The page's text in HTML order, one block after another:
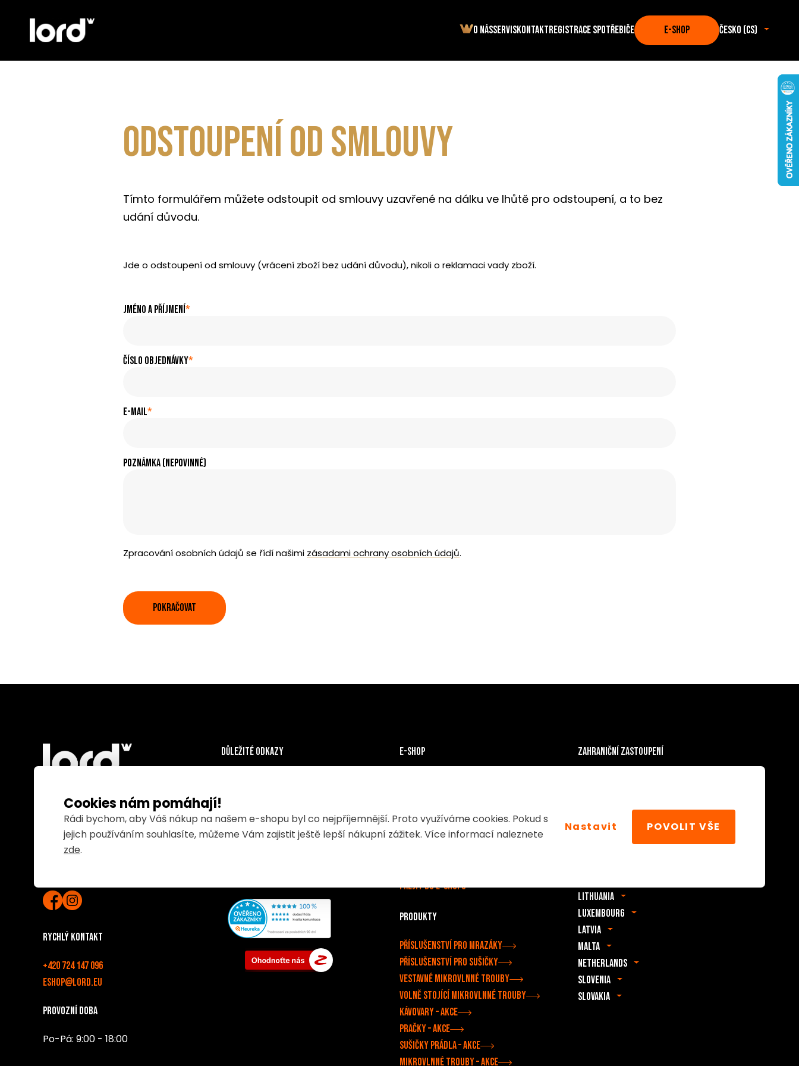
O násServisKontaktRegistrace spotřebiče E-SHOP Česko (cs)
Odstoupení od smlouvy
Tímto formulářem můžete odstoupit od smlouvy uzavřené na dálku ve lhůtě pro odstoupení, a to bez
udání důvodu.
Jde o odstoupení od smlouvy (vrácení zboží bez udání důvodu), nikoli o reklamaci vady zboží.
Jméno a příjmení *
Číslo objednávky*
E-mail*
Poznámka (nepovinné)
Zpracování osobních údajů se řídí našimi zásadami ochrany osobních údajů.
POKRAČOVAT
Lord International AG
Prime Center 1
8058 Zürich
Rychlý kontakt
+420 724 147 096
eshop@lord.eu
Provozní doba
Po-Pá: 9:00 - 18:00
Důležité odkazy
O nás
Registrace spotřebiče
E-shop
OCHRANA OSOBNÍCH ÚDAJŮ
PODMÍNKY UŽITÍ
Přejít do e-shopu
Produkty
Příslušenství pro mrazáky
Příslušenství pro sušičky
Vestavné mikrovlnné trouby
Volně stojící mikrovlnné trouby
Kávovary –⁠ akce
Pračky –⁠ akce
Sušičky prádla –⁠ akce
Mikrovlnné trouby –⁠ akce
Zahraniční zastoupení
Czechia
Lithuania
Luxembourg
Latvia
Malta
Netherlands
Slovenia
Slovakia
Cookies nám pomáhají!
Rádi bychom, aby Váš nákup na našem e-shopu byl co nejpříjemnější. Proto využíváme cookies. Pokud s
jejich používáním souhlasíte, můžeme Vám zajistit ještě lepší nákupní zážitek. Více informací naleznete
zde.
Nastavit POVOLIT VŠE